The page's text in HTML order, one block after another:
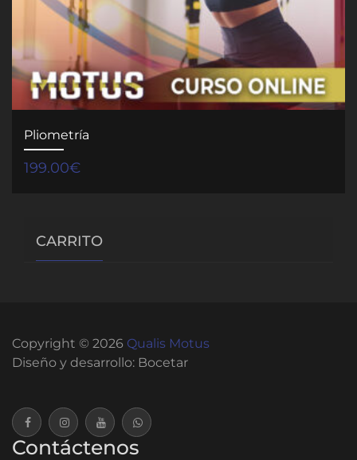
Pliometría
199.00€
CARRITO
Copyright © 2026 Qualis Motus
Diseño y desarrollo: Bocetar
Contáctenos